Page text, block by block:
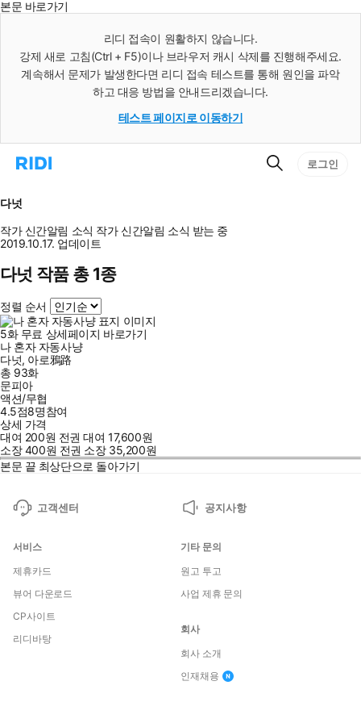
본문 바로가기
리디 접속이 원활하지 않습니다.
강제 새로 고침(Ctrl + F5)이나 브라우저 캐시 삭제를 진행해주세요.
계속해서 문제가 발생한다면 리디 접속 테스트를 통해 원인을 파악
하고 대응 방법을 안내드리겠습니다.
테스트 페이지로 이동하기
리
으
로
이
동
검
로그인
다넛
작가 신간알림 소식 작가 신간알림 소식 받는 중
2019.10.17. 업데이트
다넛 작품 총 1종
정렬 순서
5화 무료 상세페이지 바로가기
나 혼자 자동사냥
다넛, 아로鴉路
총 93화
문피아
액션/무협
4.5점8명참여
상세 가격
대여 200원 전권 대여17,600원
소장400원 전권 소장 35,200원
본문 끝 최상단으로 돌아가기
고객센터 공지사항
서비스
제휴카드
뷰어 다운로드
CP사이트
리디바탕
기타 문의
원고 투고
사업 제휴 문의
회사
회사 소개
인재채용